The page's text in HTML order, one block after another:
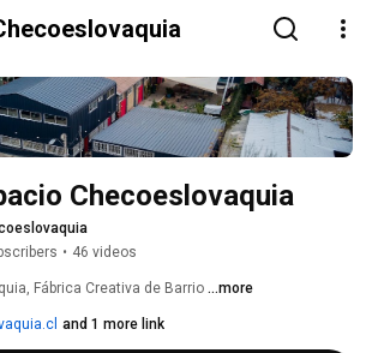
Checoeslovaquia
• 46 videos
Fábrica Creativa de Barrio ...more
and 1 more link